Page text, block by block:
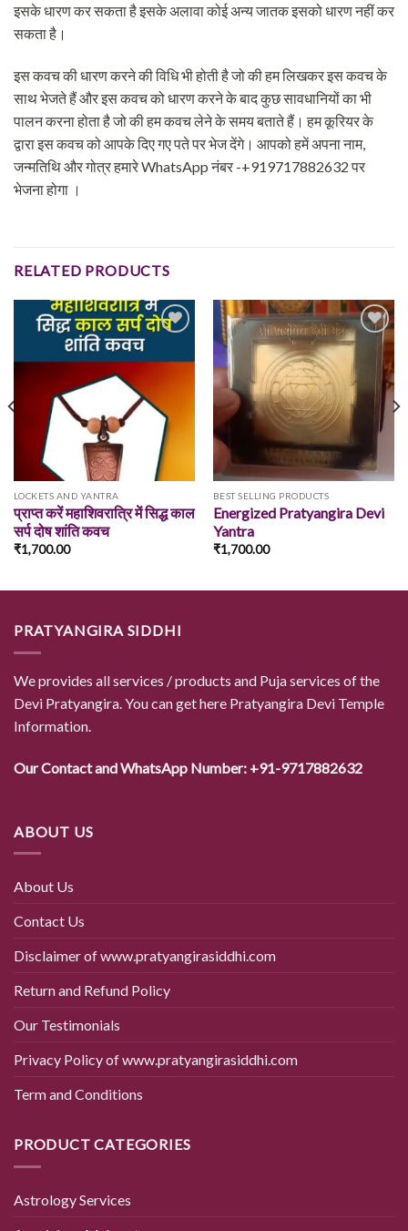
इसके धारण कर सकता है इसके अलावा कोई अन्य जातक इसको धारण नहीं कर
सकता है।
इस कवच की धारण करने की विधि भी होती है जो की हम लिखकर इस कवच के
साथ भेजते हैं और इस कवच को धारण करने के बाद कुछ सावधानियों का भी
पालन करना होता है जो की हम कवच लेने के समय बताते हैं। हम कूरियर के
द्वारा इस कवच को आपके दिए गए पते पर भेज देंगे। आपको हमें अपना नाम,
जन्मतिथि और गोत्र हमारे WhatsApp नंबर -+919717882632 पर
भेजना होगा ।
RELATED PRODUCTS
LOCKETS AND YANTRA
प्राप्त करें महाशिवरात्रि में सिद्ध काल
सर्प दोष शांति कवच
₹1,700.00
Add to
wishlist
BEST SELLING PRODUCTS
Energized Pratyangira Devi
Yantra
₹1,700.00
PRATYANGIRA SIDDHI
We provides all services / products and Puja services of the
Devi Pratyangira. You can get here Pratyangira Devi Temple
Information.
Our Contact and WhatsApp Number: +91-9717882632
ABOUT US
About Us
Contact Us
Disclaimer of www.pratyangirasiddhi.com
Return and Refund Policy
Our Testimonials
Privacy Policy of www.pratyangirasiddhi.com
Term and Conditions
PRODUCT CATEGORIES
Astrology Services